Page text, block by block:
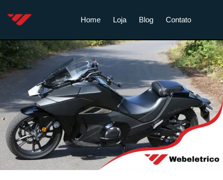
Home Loja Blog Contato